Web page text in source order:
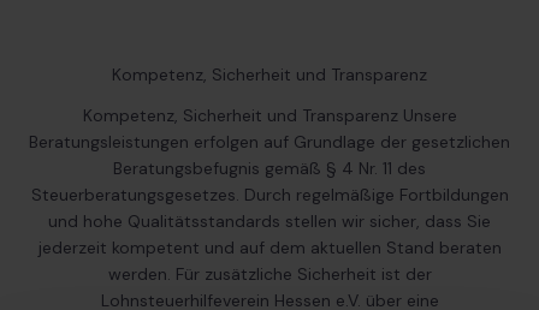
Kompetenz, Sicherheit und Transparenz
Kompetenz, Sicherheit und Transparenz Unsere
Beratungsleistungen erfolgen auf Grundlage der gesetzlichen
Beratungsbefugnis gemäß § 4 Nr. 11 des
Steuerberatungsgesetzes. Durch regelmäßige Fortbildungen
und hohe Qualitätsstandards stellen wir sicher, dass Sie
jederzeit kompetent und auf dem aktuellen Stand beraten
werden. Für zusätzliche Sicherheit ist der
Lohnsteuerhilfeverein Hessen e.V. über eine